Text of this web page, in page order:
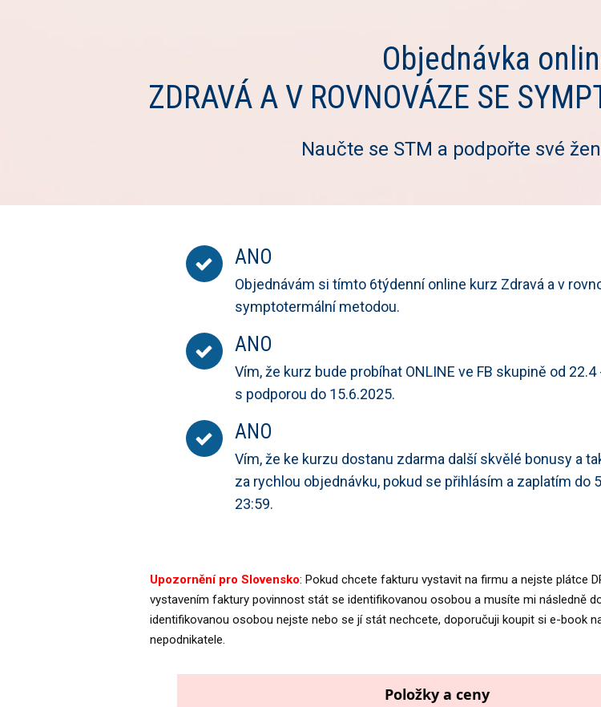
Objednávka
ZDRAVÁ A V ROVNOVÁZE SE
Naučte se STM a podpořte své
ANO
Objednávám si tímto 6týdenní online kurz Zdravá a v
symptotermální metodou.
ANO
Vím, že kurz bude probíhat ONLINE ve FB skupině od 22.4
s podporou do 15.6.2025.
ANO
Vím, že ke kurzu dostanu zdarma další skvělé bonusy a
za rychlou objednávku, pokud se přihlásím a zaplatím do
23:59.
Upozornění pro Slovensko: Pokud chcete fakturu vystavit na firmu a nejste plátce
vystavením faktury povinnost stát se identifikovanou osobou a musíte mi následně
identifikovanou osobou nejste nebo se jí stát nechcete, doporučuji koupit si e-book
nepodnikatele.
Položky a ceny